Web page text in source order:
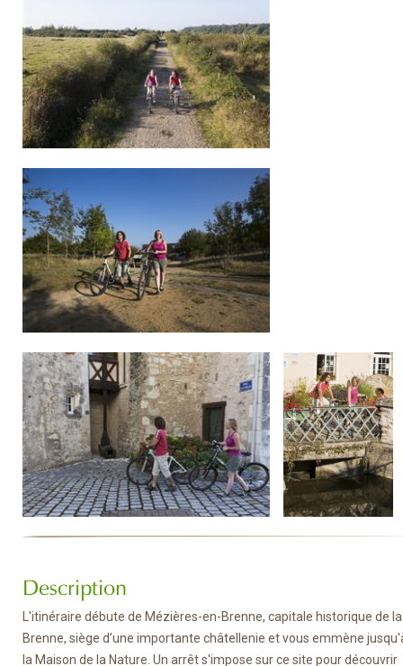
Description
L'itinéraire débute de Mézières-en-Brenne, capitale historique de la
Brenne, siège d’une importante châtellenie et vous emmène
la Maison de la Nature. Un arrêt s'impose sur ce site pour découvrir